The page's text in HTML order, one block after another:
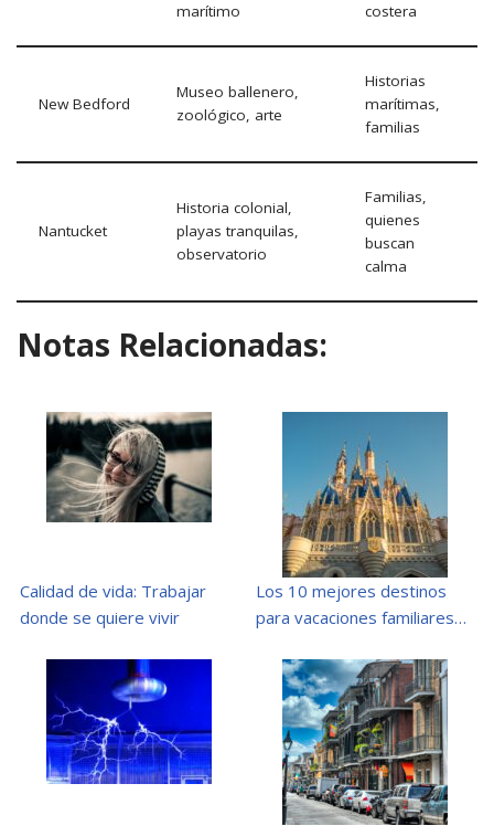
marítimo
costera
New Bedford
Museo ballenero,
zoológico, arte
Historias
marítimas,
familias
Nantucket
Historia colonial,
playas tranquilas,
observatorio
Familias,
quienes
buscan
calma
Notas Relacionadas:
Calidad de vida: Trabajar
donde se quiere vivir
Los 10 mejores destinos
para vacaciones familiares…